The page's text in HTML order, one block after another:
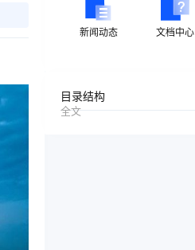
美国高防2区[推荐]
新闻动态 文档中心
目录结构
全文